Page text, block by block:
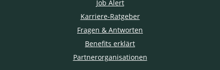
Job Alert
Karriere-Ratgeber
Fragen & Antworten
Benefits erklärt
Partnerorganisationen